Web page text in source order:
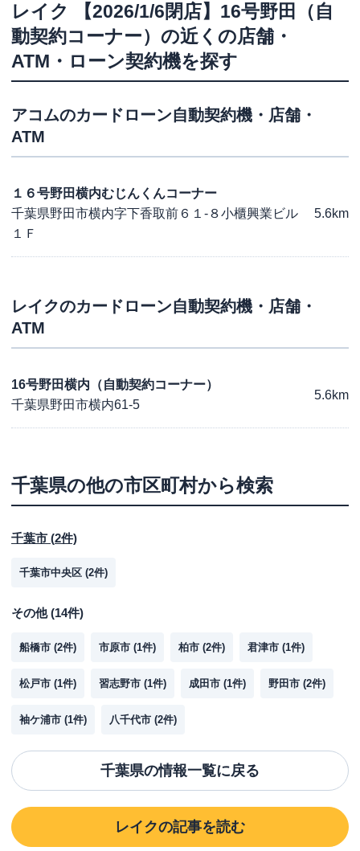
レイク
【2026/1/6閉店】16号野田（自
動契約コーナー） の近くの店舗・
ATM・ローン契約機を探す
アコムのカードローン自動契約機・店舗・
ATM
１６号野田横内むじんくんコーナー
千葉県野田市横内字下香取前６１-８小櫃興業ビル
１Ｆ
5.6km
レイクのカードローン自動契約機・店舗・
ATM
16号野田横内（自動契約コーナー）
千葉県野田市横内61-5
5.6km
千葉県の他の市区町村から検索
千葉市 (2件)
千葉市中央区 (2件)
その他(14件)
船橋市 (2件) 市原市 (1件) 柏市 (2件) 君津市 (1件)
松戸市 (1件) 習志野市 (1件) 成田市 (1件) 野田市 (2件)
袖ケ浦市 (1件) 八千代市 (2件)
千葉県の情報一覧に戻る
レイクの記事を読む